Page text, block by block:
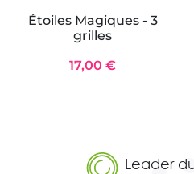
Étoiles Magiques - 3
grilles
17,00 €
Leader